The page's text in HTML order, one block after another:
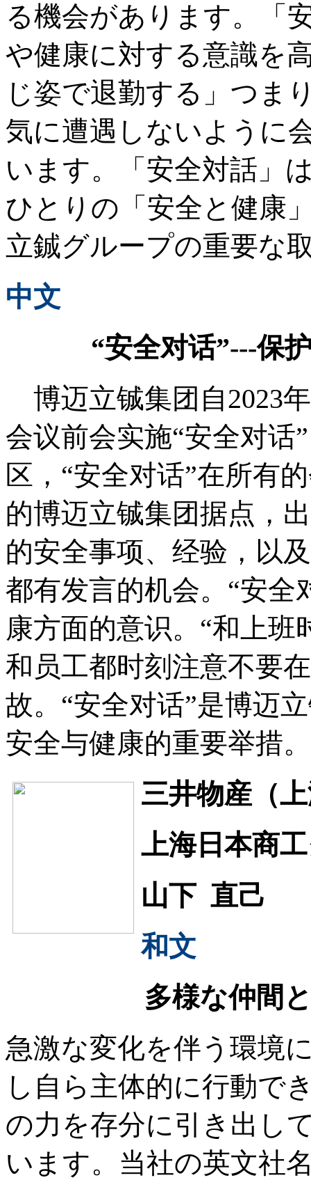
る機会があります。「
や健康に対する意識を
じ姿で退勤する」つま
気に遭遇しないように
います。「安全対話」
ひとりの「安全と健康
立鋮グループの重要な
中文
“安全对话”---保
博迈立铖集团自2023
会议前会实施“安全对话
区，“安全对话”在所有
的博迈立铖集团据点，
的安全事项、经验，以
都有发言的机会。“安全
康方面的意识。“和上班
和员工都时刻注意不要
故。“安全对话”是博迈
安全与健康的重要举措。
三井物産（
上海日本商
山下 直己
和文
多様な仲間
急激な変化を伴う環境
し自ら主体的に行動で
の力を存分に引き出し
います。当社の英文社